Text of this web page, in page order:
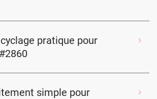
pratique pour
simple pour